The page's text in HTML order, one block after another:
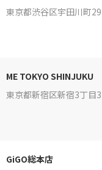
東京都渋谷区宇田川町
ME TOKYO SHINJUKU
東京都新宿区新宿3丁目
GiGO総本店